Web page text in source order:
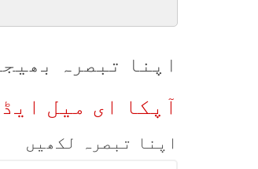
اپنا تبصرہ
آپکا ای میل
اپنا تبصرہ لکھیں